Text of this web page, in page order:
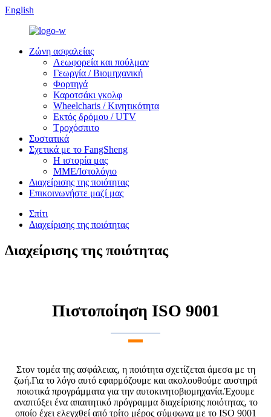
English
Ζώνη ασφαλείας
Λεωφορεία και πούλμαν
Γεωργία / Βιομηχανική
Φορτηγά
Καροτσάκι γκολφ
Wheelcharis / Κινητικότητα
Εκτός δρόμου / UTV
Τροχόσπιτο
Συστατικά
Σχετικά με το FangSheng
Η ιστορία μας
ΜΜΕ/Ιστολόγιο
Διαχείρισης της ποιότητας
Επικοινωνήστε μαζί μας
Σπίτι
Διαχείρισης της ποιότητας
Διαχείρισης της ποιότητας
Πιστοποίηση ISO 9001
Στον τομέα της ασφάλειας, η ποιότητα σχετίζεται άμεσα με τη
ζωή.Για το λόγο αυτό εφαρμόζουμε και ακολουθούμε αυστηρά
ποιοτικά προγράμματα για την αυτοκινητοβιομηχανία.Έχουμε
αναπτύξει ένα απαιτητικό πρόγραμμα διαχείρισης ποιότητας, το
οποίο έχει ελεγχθεί από τρίτο μέρος σύμφωνα με το ISO 9001